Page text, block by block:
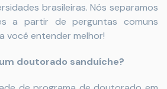
brasileiras. Nós separamos
a partir de perguntas comuns
você entender melhor!
doutorado sanduíche?